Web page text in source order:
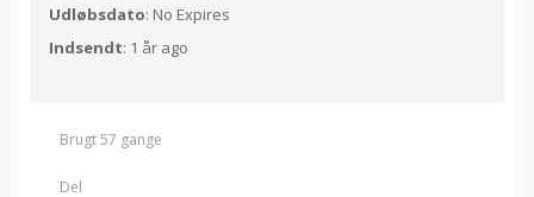
Udløbsdato: No Expires
Indsendt: 1 år ago
Brugt 57 gange
Del